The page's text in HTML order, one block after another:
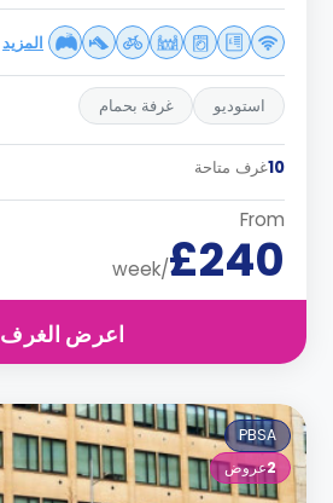
المزيد
استوديو غرفة بحمام
10غرف متاحة
From
£240
/week
اعرض الغرف
PBSA
2عروض